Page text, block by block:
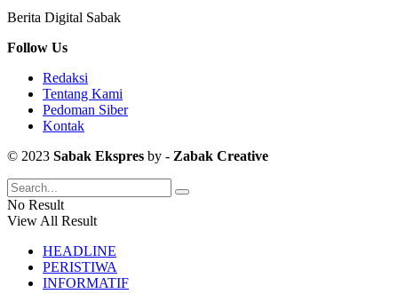
Berita Digital Sabak
Follow Us
Redaksi
Tentang Kami
Pedoman Siber
Kontak
© 2023 Sabak Ekspres by - Zabak Creative
No Result
View All Result
HEADLINE
PERISTIWA
INFORMATIF